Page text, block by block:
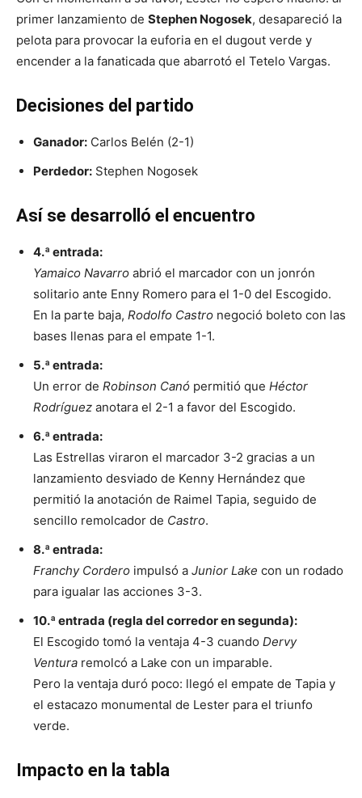
primer lanzamiento de Stephen Nogosek, desapareció la
pelota para provocar la euforia en el dugout verde y
encender a la fanaticada que abarrotó el Tetelo Vargas.
Decisiones del partido
Ganador: Carlos Belén (2-1)
Perdedor: Stephen Nogosek
Así se desarrolló el encuentro
4.ª entrada:
Yamaico Navarro abrió el marcador con un jonrón
solitario ante Enny Romero para el 1-0 del Escogido.
En la parte baja, Rodolfo Castro negoció boleto con las
bases llenas para el empate 1-1.
5.ª entrada:
Un error de Robinson Canó permitió que Héctor
Rodríguez anotara el 2-1 a favor del Escogido.
6.ª entrada:
Las Estrellas viraron el marcador 3-2 gracias a un
lanzamiento desviado de Kenny Hernández que
permitió la anotación de Raimel Tapia, seguido de
sencillo remolcador de Castro.
8.ª entrada:
Franchy Cordero impulsó a Junior Lake con un rodado
para igualar las acciones 3-3.
10.ª entrada (regla del corredor en segunda):
El Escogido tomó la ventaja 4-3 cuando Dervy
Ventura remolcó a Lake con un imparable.
Pero la ventaja duró poco: llegó el empate de Tapia y
el estacazo monumental de Lester para el triunfo
verde.
Impacto en la tabla